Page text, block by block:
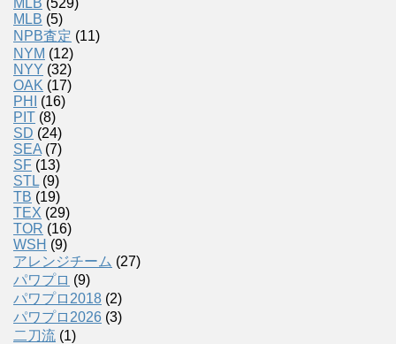
MLB (5)
NPB査定 (11)
NYM (12)
NYY (32)
OAK (17)
PHI
(16)
PIT (8)
SD (24)
SEA (7)
SF (13)
STL (9)
TB (19)
TEX (29)
TOR (16)
WSH (9)
アレンジチーム (27)
パワプロ (9)
パワプロ2018 (2)
パワプロ2026 (3)
二刀流 (1)